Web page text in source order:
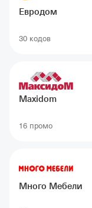
Евродом
30 кодов
Maxidom
16 промо
Много Мебели